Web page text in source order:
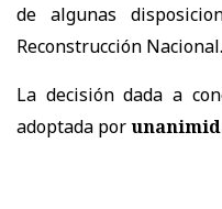
de algunas
Reconstrucción Nacional.
La decisión dada a
adoptada por